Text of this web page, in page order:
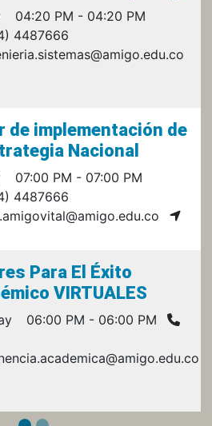
04:20 PM - 04:20 PM
4487666
de implementación de
Nacional
07:00 PM - 07:00 PM
4487666
Para El Éxito
VIRTUALES
06:00 PM - 06:00 PM